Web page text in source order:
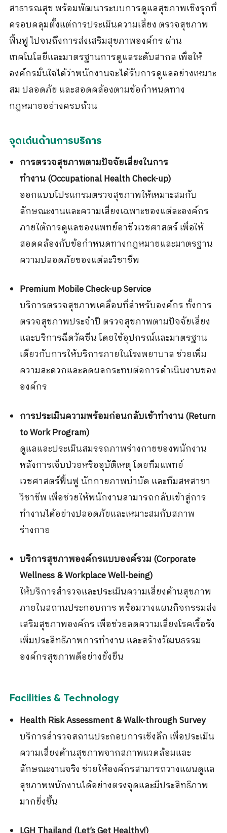
สาธารณสุข พร้อมพัฒนาระบบการดูแลสุขภาพเชิงรุกที่
ครอบคลุมตั้งแต่การประเมินความเสี่ยง ตรวจสุขภาพ
ฟื้นฟู ไปจนถึงการส่งเสริมสุขภาพองค์กร ผ่าน
เทคโนโลยีและมาตรฐานการดูแลระดับสากล เพื่อให้
องค์กรมั่นใจได้ว่าพนักงานจะได้รับการดูแลอย่างเหมาะ
สม ปลอดภัย และสอดคล้องตามข้อกำหนดทาง
กฎหมายอย่างครบถ้วน
จุดเด่นด้านการบริการ
การตรวจสุขภาพตามปัจจัยเสี่ยงในการ
ทำงาน(Occupational Health Check-up)
ออกแบบโปรแกรมตรวจสุขภาพให้เหมาะสมกับ
ลักษณะงานและความเสี่ยงเฉพาะของแต่ละองค์กร
ภายใต้การดูแลของแพทย์อาชีวเวชศาสตร์ เพื่อให้
สอดคล้องกับข้อกำหนดทางกฎหมายและมาตรฐาน
ความปลอดภัยของแต่ละวิชาชีพ
Premium Mobile Check-up Service
บริการตรวจสุขภาพเคลื่อนที่สำหรับองค์กร ทั้งการ
ตรวจสุขภาพประจำปี ตรวจสุขภาพตามปัจจัยเสี่ยง
และบริการฉีดวัคซีน โดยใช้อุปกรณ์และมาตรฐาน
เดียวกับการให้บริการภายในโรงพยาบาล ช่วยเพิ่ม
ความสะดวกและลดผลกระทบต่อการดำเนินงานของ
องค์กร
การประเมินความพร้อมก่อนกลับเข้าทำงาน(Return
to Work Program)
ดูแลและประเมินสมรรถภาพร่างกายของพนักงาน
หลังการเจ็บป่วยหรืออุบัติเหตุ โดยทีมแพทย์
เวชศาสตร์ฟื้นฟู นักกายภาพบำบัด และทีมสหสาขา
วิชาชีพ เพื่อช่วยให้พนักงานสามารถกลับเข้าสู่การ
ทำงานได้อย่างปลอดภัยและเหมาะสมกับสภาพ
ร่างกาย
บริการสุขภาพองค์กรแบบองค์รวม (Corporate
Wellness & Workplace Well-being)
ให้บริการสำรวจและประเมินความเสี่ยงด้านสุขภาพ
ภายในสถานประกอบการ พร้อมวางแผนกิจกรรมส่ง
เสริมสุขภาพองค์กร เพื่อช่วยลดความเสี่ยงโรคเรื้อรัง
เพิ่มประสิทธิภาพการทำงาน และสร้างวัฒนธรรม
องค์กรสุขภาพดีอย่างยั่งยืน
Facilities & Technology
Health Risk Assessment & Walk-through Survey
บริการสำรวจสถานประกอบการเชิงลึก เพื่อประเมิน
ความเสี่ยงด้านสุขภาพจากสภาพแวดล้อมและ
ลักษณะงานจริง ช่วยให้องค์กรสามารถวางแผนดูแล
สุขภาพพนักงานได้อย่างตรงจุดและมีประสิทธิภาพ
มากยิ่งขึ้น